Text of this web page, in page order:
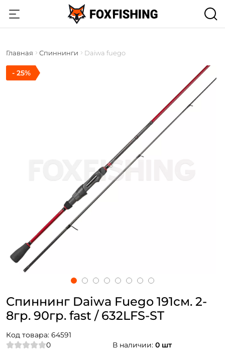
Главная Спиннинги Daiwa fuego
Спиннинг Daiwa Fuego 191см. 2-
8гр. 90гр. fast / 632LFS-ST
Код товара: 64591
0
В наличии: 0 шт
- 25%